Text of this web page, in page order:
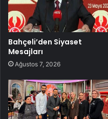
Bahçeli’den Siyaset
Mesajları
Ağustos 7, 2026